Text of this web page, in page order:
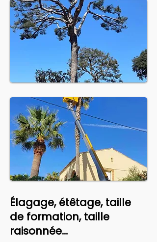
Élagage, étêtage, taille
de formation, taille
raisonnée…